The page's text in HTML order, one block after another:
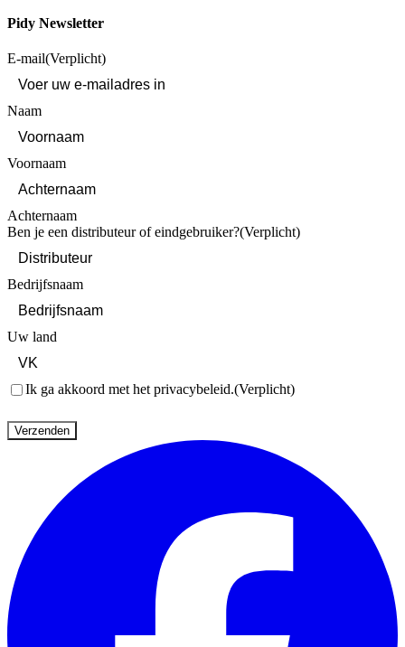
Pidy Newsletter
E-mail(Verplicht)
Naam
Voornaam
Achternaam
Ben je een distributeur of eindgebruiker?(Verplicht)
Bedrijfsnaam
Uw land
Toestemming(Verplicht)
Ik ga akkoord met het privacybeleid.(Verplicht)